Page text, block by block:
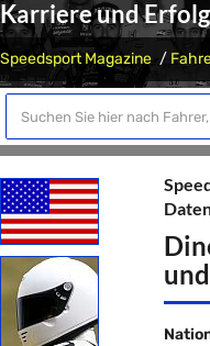
Karriere und
Speedsport Magazine